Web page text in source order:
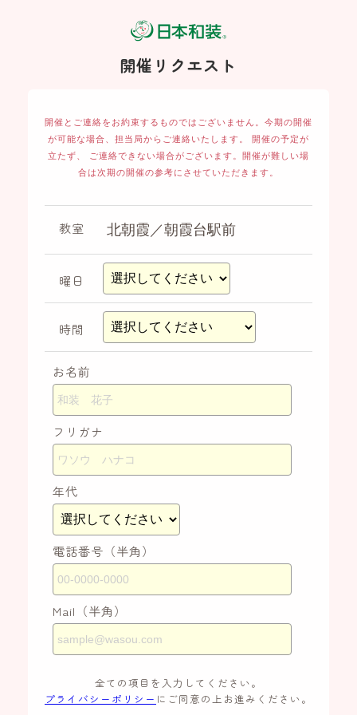
開催リクエスト
開催とご連絡をお約束するものではございません。 今期の開催
が可能な場合、担当局からご連絡いたします。 開催の予定が
立たず、
ご連絡できない場合がございます。開催が難しい場
合は次期の開催の参考にさせていただきます。
教室
曜日
時間
お名前
フリガナ
年代
電話番号（半角）
Mail（半角）
全ての項目を入力してください。
プライバシーポリシー にご同意の上お進みください。